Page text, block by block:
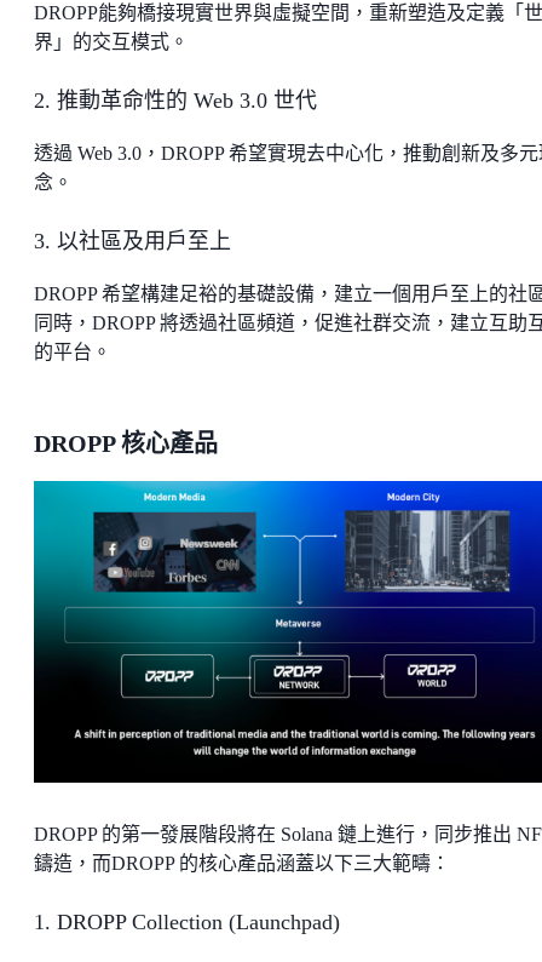
DROPP能夠橋接現實世界與虛擬空間，重新塑造及定義「世
界」的交互模式。
2. 推動革命性的 Web 3.0 世代
透過 Web 3.0，DROPP 希望實現去中心化，推動創新及多
念。
3. 以社區及用戶至上
DROPP 希望構建足裕的基礎設備，建立一個用戶至上的社
同時，DROPP 將透過社區頻道，促進社群交流，建立互助
的平台。
DROPP 核心產品
DROPP 的第一發展階段將在 Solana 鏈上進行，同步推出
鑄造，而DROPP 的核心產品涵蓋以下三大範疇：
1. DROPP Collection (Launchpad)